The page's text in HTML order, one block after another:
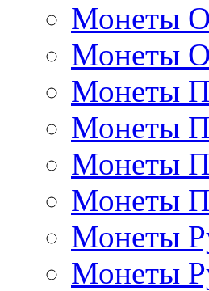
Монеты
Монеты
Монеты
Монеты
Монеты
Монеты
Монеты
Монеты